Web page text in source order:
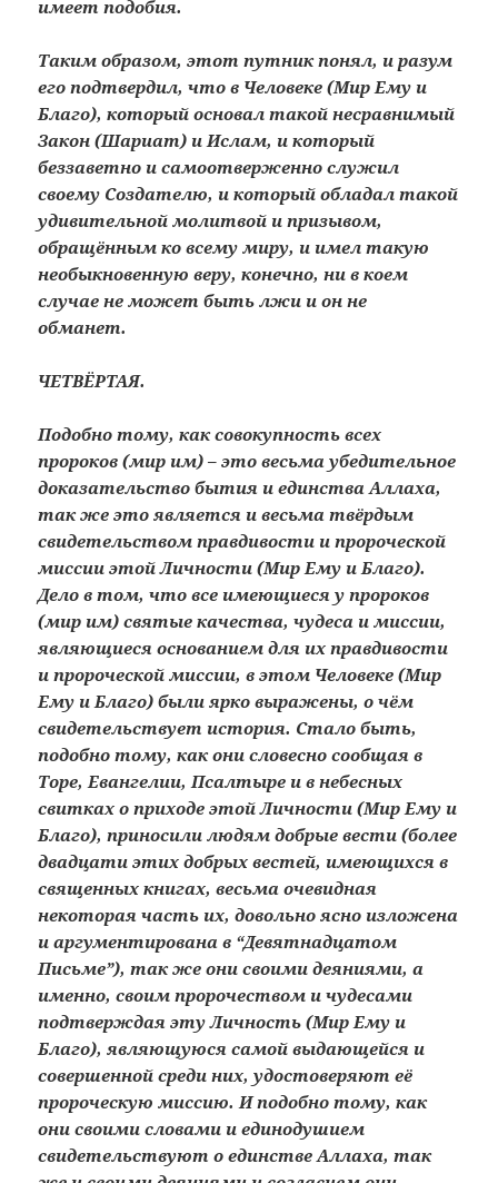
имеет подобия.
Таким образом, этот путник понял, и разум
его подтвердил, что в Человеке (Мир Ему и
Благо), который основал такой несравнимый
Закон (Шариат) и Ислам, и который
беззаветно и самоотверженно служил
своему Создателю, и который обладал такой
удивительной молитвой и призывом,
обращённым ко всему миру, и имел такую
необыкновенную веру, конечно, ни в коем
случае не может быть лжи и он не
обманет.
ЧЕТВЁРТАЯ.
Подобно тому, как совокупность всех
пророков (мир им) – это весьма убедительное
доказательство бытия и единства Аллаха,
так же это является и весьма твёрдым
свидетельством правдивости и пророческой
миссии этой Личности (Мир Ему и Благо).
Дело в том, что все имеющиеся у пророков
(мир им) святые качества, чудеса и миссии,
являющиеся основанием для их правдивости
и пророческой миссии, в этом Человеке (Мир
Ему и Благо) были ярко выражены, о чём
свидетельствует история. Стало быть,
подобно тому, как они словесно сообщая в
Торе, Евангелии, Псалтыре и в небесных
свитках о приходе этой Личности (Мир Ему и
Благо), приносили людям добрые вести (более
двадцати этих добрых вестей, имеющихся в
священных книгах, весьма очевидная
некоторая часть их, довольно ясно изложена
и аргументирована в “Девятнадцатом
Письме”), так же они своими деяниями, а
именно, своим пророчеством и чудесами
подтверждая эту Личность (Мир Ему и
Благо), являющуюся самой выдающейся и
совершенной среди них, удостоверяют её
пророческую миссию. И подобно тому, как
они своими словами и единодушием
свидетельствуют о единстве Аллаха, так